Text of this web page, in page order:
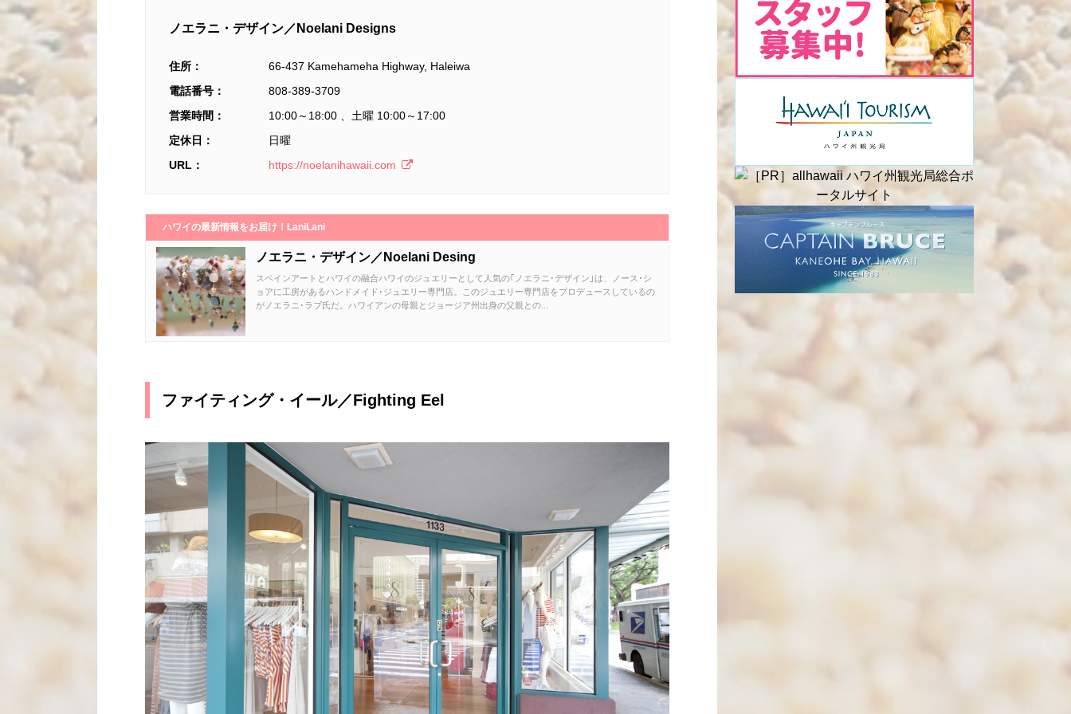
ノエラニ・デザイン／Noelani Designs
住所：
66-437 Kamehameha Highway, Haleiwa
電話番号：
808-389-3709
営業時間：
10:00～18:00 、土曜 10:00～17:00
定休日：
日曜
URL：
https://noelanihawaii.com
ハワイの最新情報をお届け！LaniLani
ノエラニ・デザイン／Noelani Desing
スペインアートとハワイの融合ハワイのジュエリーとして人気の｢ノエラニ･デザイン｣は、ノース･シ
ョアに工房があるハンドメイド･ジュエリー専門店。このジュエリー専門店をプロデュースしているの
がノエラニ･ラブ氏だ。ハワイアンの母親とジョージア州出身の父親との...
ファイティング・イール／Fighting Eel